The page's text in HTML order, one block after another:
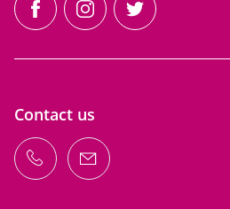
facebookinstagramtwitter
Contact us